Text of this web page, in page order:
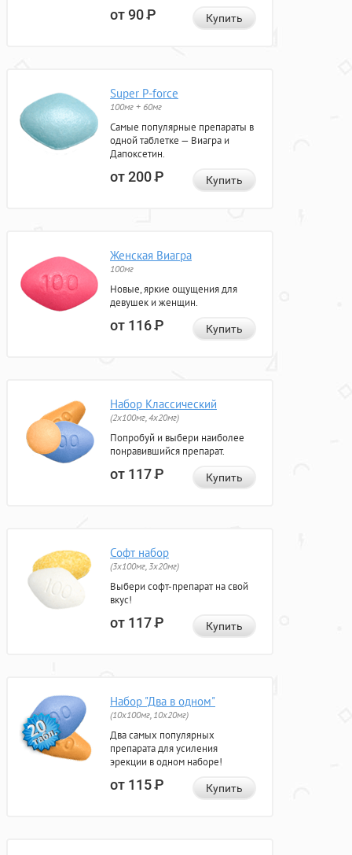
от 90Р Купить
Super P-force
100мг + 60мг
Самые популярные препараты в
одной таблетке — Виагра и
Дапоксетин.
от 200Р Купить
Женская Виагра
100мг
Новые, яркие ощущения для
девушек и женщин.
от 116Р Купить
Набор Классический
(2x100мг, 4x20мг)
Попробуй и выбери наиболее
понравившийся препарат.
от 117Р Купить
Софт набор
(3x100мг, 3x20мг)
Выбери софт-препарат на свой
вкус!
от 117Р Купить
Набор "Два в одном"
(10x100мг, 10x20мг)
Два самых популярных
препарата для усиления
эрекции в одном наборе!
от 115Р Купить